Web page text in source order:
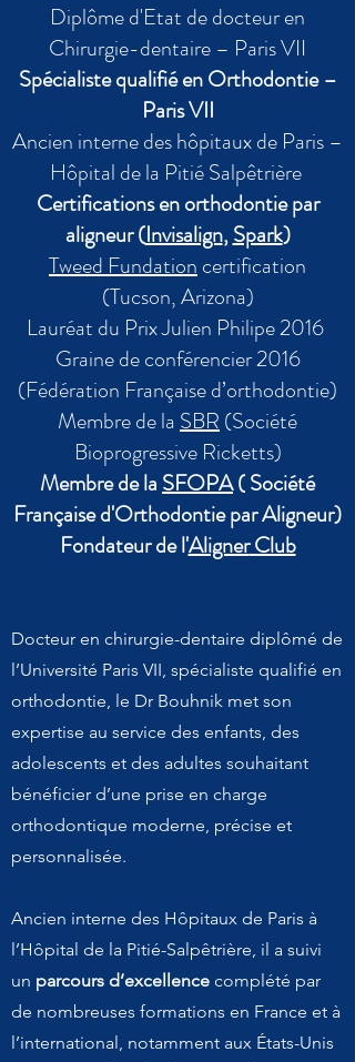
Diplôme d'Etat de docteur en
Chirurgie-dentaire – Paris VII
Spécialiste qualifié en Orthodontie –
Paris VII
Ancien interne des hôpitaux de Paris –
Hôpital de la Pitié Salpêtrière
Certifications en orthodontie par
aligneur (Invisalign,Spark)
Tweed Fundationcertification
(Tucson, Arizona)
Lauréat du Prix Julien Philipe 2016
Graine de conférencier 2016
(Fédération Française d’orthodontie)
Membre de la SBR(Société
Bioprogressive Ricketts)
Membre de laSFOPA( Société
Française d'Orthodontie par Aligneur)
Fondateur del'AlignerClub
Docteur en chirurgie-dentaire diplômé de
l’Université Paris VII, spécialiste qualifié en
orthodontie, le Dr Bouhnik met son
expertise au service des enfants, des
adolescents et des adultes souhaitant
bénéficier d’une prise en charge
orthodontique moderne, précise et
personnalisée.
Ancien interne des Hôpitaux de Paris à
l’Hôpital de la Pitié-Salpêtrière, il a suivi
un parcours d’excellence complété par
de nombreuses formations en France et à
l’international, notamment aux États-Unis